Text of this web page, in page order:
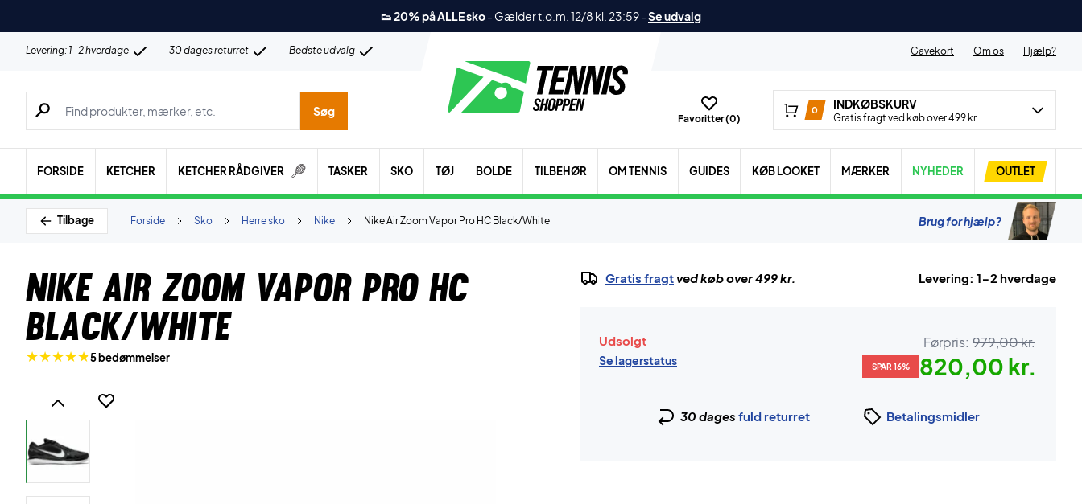
👟 20% på ALLE sko- Gælder t.o.m. 12/8 kl. 23:59-Se udvalg
Levering: 1-2 hverdage 30 dages returret Bedste udvalg Gavekort Om os Hjælp?
Søg efter produkter, mærker etc.
Søg
Favoritter (0)
0 INDKØBSKURV
Gratis fragt ved køb over 499 kr.
FORSIDE KETCHER KETCHER RÅDGIVER TASKER SKO TØJ BOLDE TILBEHØR OM TENNIS GUIDES KØB LOOKET MÆRKER NYHEDER OUTLET
Tilbage Nike Air Zoom Vapor Pro HC Black/White
Nike
Herre sko
Sko
Forside Brug for hjælp?
Nike Air Zoom Vapor Pro HC
Black/White
5 bedømmelser
Gratis fragtved køb over 499 kr. Levering: 1-2 hverdage
Udsolgt
Se lagerstatus
Førpris: 979,00 kr.
SPAR 16% 820,00 kr.
30 dages fuld returret Betalingsmidler